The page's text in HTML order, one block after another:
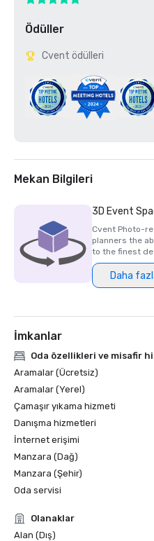
Ödüller
Cvent ödülleri
Mekan Bilgileri
3D Event
Cvent Photo-
planners the
to the finest
Daha
İmkanlar
Oda özellikleri ve misafir
Aramalar (Ücretsiz)
Aramalar (Yerel)
Çamaşır yıkama hizmeti
Danışma hizmetleri
İnternet erişimi
Manzara (Dağ)
Manzara (Şehir)
Oda servisi
Olanaklar
Alan (Dış)